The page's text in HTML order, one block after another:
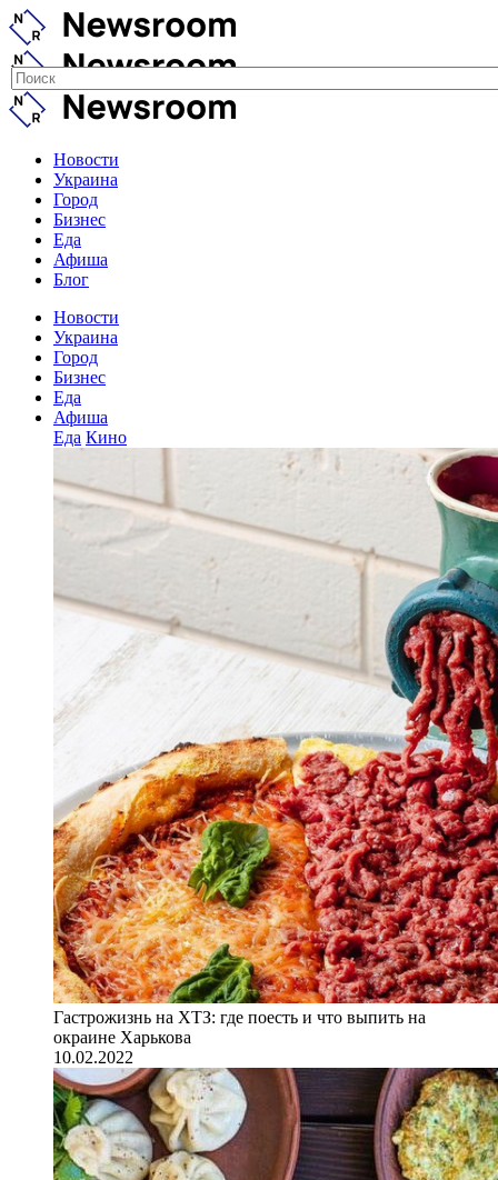
Новости
Украина
Город
Бизнес
Еда
Афиша
Блог
Новости
Украина
Город
Бизнес
Еда
Афиша
Еда Кино
Гастрожизнь на ХТЗ: где поесть и что выпить на
окраине Харькова
10.02.2022